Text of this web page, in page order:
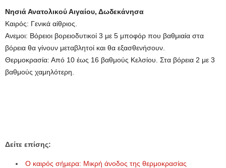
Νησιά Ανατολικού Αιγαίου, Δωδεκάνησα
Καιρός: Γενικά αίθριος.
Ανεμοι: Βόρειοι βορειοδυτικοί 3 με 5 μποφόρ που βαθμιαία στα
βόρεια θα γίνουν μεταβλητοί και θα εξασθενήσουν.
Θερμοκρασία: Από 10 έως 16 βαθμούς Κελσίου. Στα βόρεια 2 με 3
βαθμούς χαμηλότερη.
Δείτε επίσης:
Ο καιρός σήμερα: Μικρή άνοδος της θερμοκρασίας